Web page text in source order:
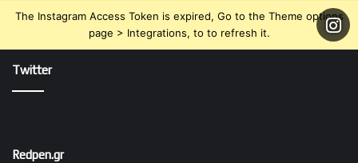
The Instagram Access Token is expired, Go to the Theme options
page > Integrations, to to refresh it.
Twitter
Redpen.gr